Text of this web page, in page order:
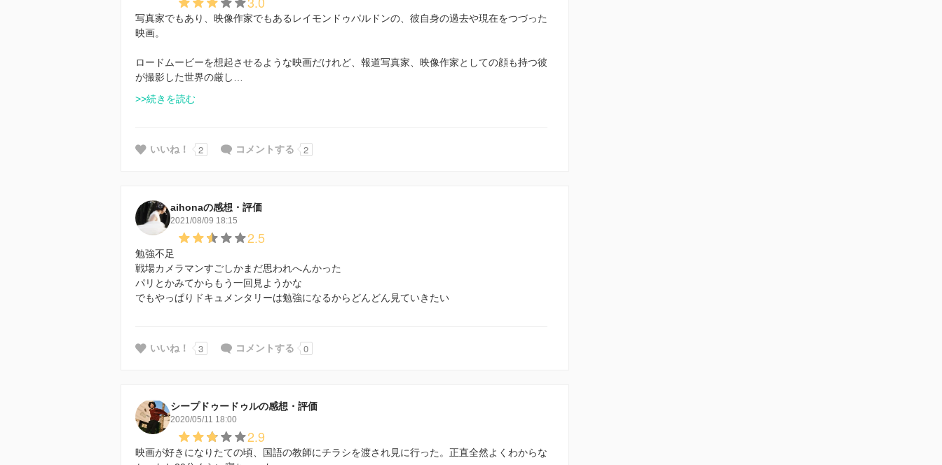
写真家でもあり、映像作家でもあるレイモンドゥパルドンの、彼自身の過去や現在をつづった
映画。
ロードムービーを想起させるような映画だけれど、報道写真家、映像作家としての顔も持つ彼
が撮影した世界の厳し…
>>続きを読む
いいね！ 2 コメントする 2
aihonaの感想・評価
2021/08/09 18:15
2.5
勉強不足
戦場カメラマンすごしかまだ思われへんかった
パリとかみてからもう一回見ようかな
でもやっぱりドキュメンタリーは勉強になるからどんどん見ていきたい
いいね！ 3 コメントする 0
シープドゥードゥルの感想・評価
2020/05/11 18:00
2.9
映画が好きになりたての頃、国語の教師にチラシを渡され見に行った。正直全然よくわからな